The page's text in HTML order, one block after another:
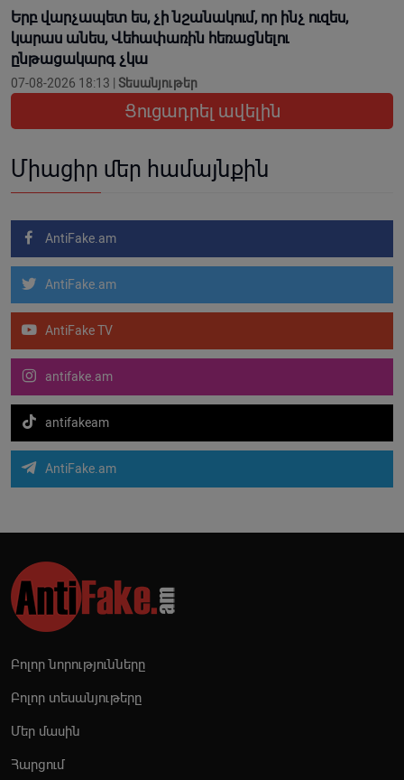
Երբ վարչապետ ես, չի նշանակում, որ ինչ ուզես,
կարաս անես, Վեհափառին հեռացնելու
ընթացակարգ չկա
07-08-2026 18:13 | Տեսանյութեր
Ցուցադրել ավելին
Միացիր մեր համայնքին
AntiFake.am
AntiFake.am
AntiFake TV
antifake.am
antifakeam
AntiFake.am
Բոլոր նորությունները
Բոլոր տեսանյութերը
Մեր մասին
Հարցում